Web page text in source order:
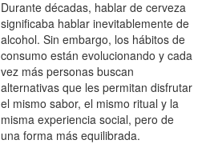
Durante décadas, hablar de cerveza
significaba hablar inevitablemente de
alcohol. Sin embargo, los hábitos de
consumo están evolucionando y cada
vez más personas buscan
alternativas que les permitan disfrutar
el mismo sabor, el mismo ritual y la
misma experiencia social, pero de
una forma más equilibrada.